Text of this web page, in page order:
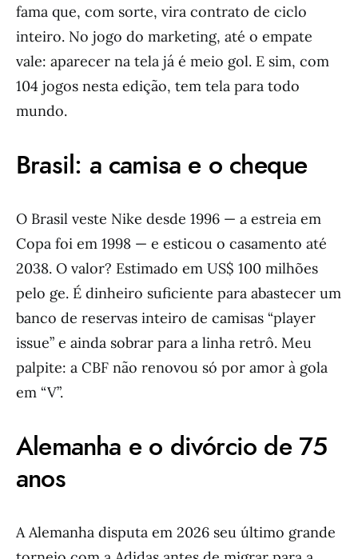
fama que, com sorte, vira contrato de ciclo
inteiro. No jogo do marketing, até o empate
vale: aparecer na tela já é meio gol. E sim, com
104 jogos nesta edição, tem tela para todo
mundo.
Brasil: a camisa e o cheque
O Brasil veste Nike desde 1996 — a estreia em
Copa foi em 1998 — e esticou o casamento até
2038. O valor? Estimado em US$ 100 milhões
pelo ge. É dinheiro suficiente para abastecer um
banco de reservas inteiro de camisas “player
issue” e ainda sobrar para a linha retrô. Meu
palpite: a CBF não renovou só por amor à gola
em “V”.
Alemanha e o divórcio de 75
anos
A Alemanha disputa em 2026 seu último grande